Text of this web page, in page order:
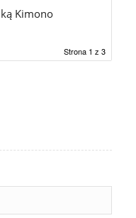
Kimono
Strona 1 z 3